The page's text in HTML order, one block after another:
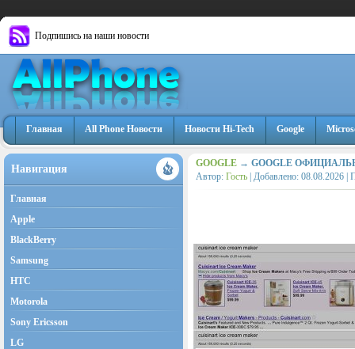
Подпишись на наши новости
Главная All Phone Новости Новости Hi-Tech Google
GOOGLE → GOOGLE
Автор: Гость | Добавлено: 08.08.2026 |
Навигация
Главная
Apple
BlackBerry
Samsung
HTC
Motorola
Sony Ericsson
LG